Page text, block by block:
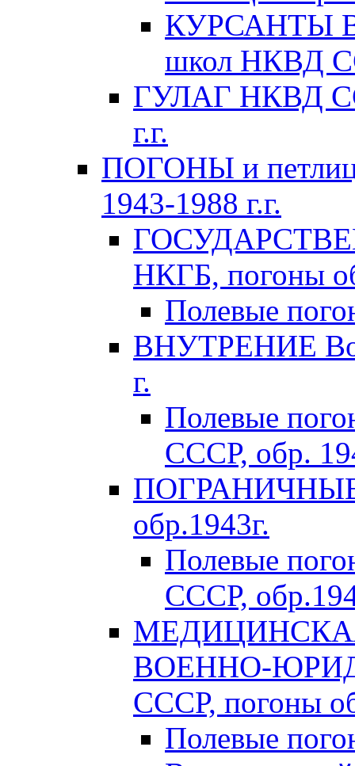
КУРСАНТЫ
школ НКВД
ГУЛАГ НКВД
г.г.
ПОГОНЫ и
1943-1988 г.г.
НКГБ, погоны
Полевые
ВНУТРЕНИЕ
г.
Полевые
СССР, обр.
ПОГРАНИЧНЫЕ
обр.1943г.
Полевые
СССР,
ВОЕННО-
СССР, погоны
Полевые